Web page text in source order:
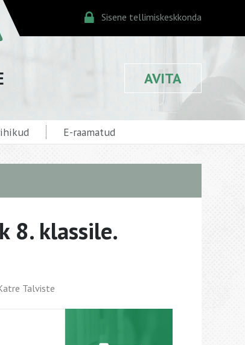
Sisene tellimiskeskkonda
AVITA
E-raamatud
8. klassile.
Talviste